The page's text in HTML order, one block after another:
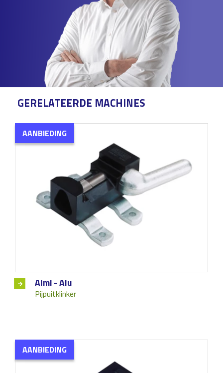
GERELATEERDE MACHINES
AANBIEDING
Almi - Alu
Pijpuitklinker
AANBIEDING